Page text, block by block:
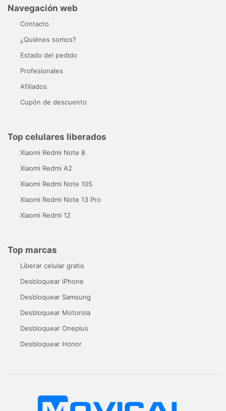
Navegación web
Contacto
¿Quiénes somos?
Estado del pedido
Profesionales
Afiliados
Cupón de descuento
Top celulares liberados
Xiaomi Redmi Note 8
Xiaomi Redmi A2
Xiaomi Redmi Note 10S
Xiaomi Redmi Note 13 Pro
Xiaomi Redmi 12
Top marcas
Liberar celular gratis
Desbloquear iPhone
Desbloquear Samsung
Desbloquear Motorola
Desbloquear Oneplus
Desbloquear Honor